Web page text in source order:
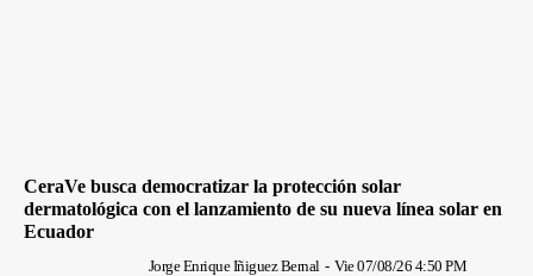
CeraVe busca democratizar la protección solar
dermatológica con el lanzamiento de su nueva línea solar en
Ecuador
Jorge Enrique Iñiguez Bernal - Vie 07/08/26 4:50 PM